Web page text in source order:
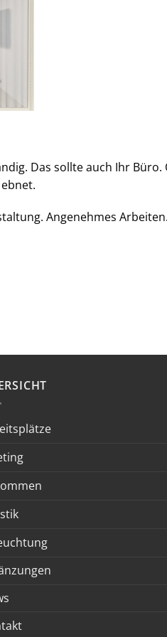
Das sollte auch Ihr
Angenehmes